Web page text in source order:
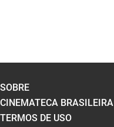
SOBRE
CINEMATECA BRASILEIRA
TERMOS DE USO